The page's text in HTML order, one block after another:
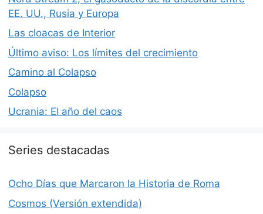
EE. UU., Rusia y Europa
Las cloacas de Interior
Último aviso: Los límites del crecimiento
Camino al Colapso
Colapso
Ucrania: El año del caos
Series destacadas
Ocho Días que Marcaron la Historia de Roma
Cosmos (Versión extendida)